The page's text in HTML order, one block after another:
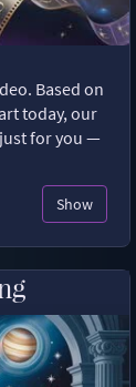
Based on
today, our
for you —
Show